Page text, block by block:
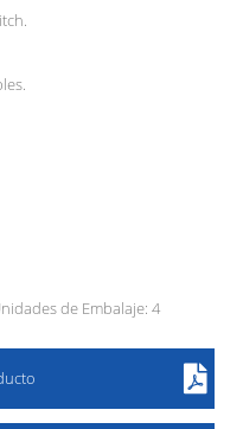
de Embalaje: 4